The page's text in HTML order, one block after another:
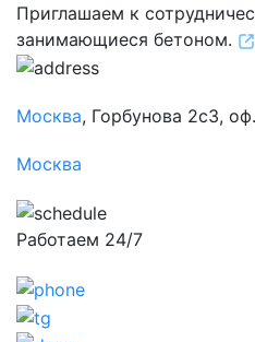
Приглашаем к
занимающиеся бетоном.
Москва, Горбунова 2с3,
Москва
Работаем 24/7